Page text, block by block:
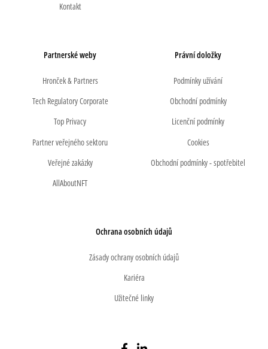
Kontakt
Partnerské weby
Hronček & Partners
Tech Regulatory Corporate
Top Privacy
Partner veřejného sektoru
Veřejné zakázky
AllAboutNFT
Právní doložky
Podmínky užívání
Obchodní podmínky
Licenční podmínky
Cookies
Obchodní podmínky - spotřebitel
Ochrana osobních údajů
Zásady ochrany osobních údajů
Kariéra
Užitečné linky